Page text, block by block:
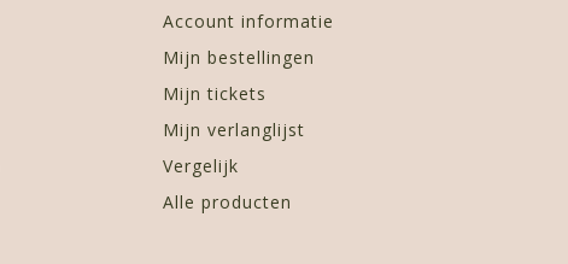
Account informatie
Mijn bestellingen
Mijn tickets
Mijn verlanglijst
Vergelijk
Alle producten